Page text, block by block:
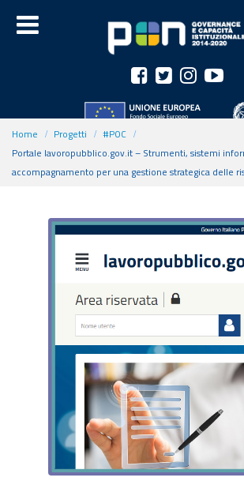
Home Progetti
#POC
Portale lavoropubblico.gov.it – Strumenti, sistemi
accompagnamento per una gestione strategica delle